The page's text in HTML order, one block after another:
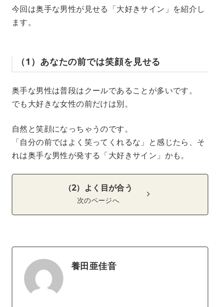
今回は奥手な男性が見せる「大好きサイン」を紹介し
ます。
（1）あなたの前では笑顔を見せる
奥手な男性は普段はクールであることが多いです。
でも大好きな女性の前だけは別。
自然と笑顔になっちゃうのです。
「自分の前ではよく笑ってくれるな」と感じたら、そ
れは奥手な男性が発する「大好きサイン」かも。
（2）よく目が合う
次のページへ
養田亜佳音